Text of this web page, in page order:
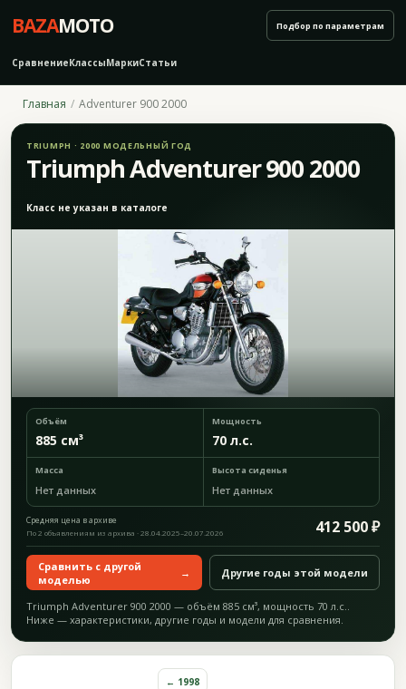
BAZAMOTO
СравнениеКлассыМаркиСтатьи
Подбор по параметрам
Главная Adventurer 900 2000
TRIUMPH · 2000 МОДЕЛЬНЫЙ ГОД
Triumph Adventurer 900 2000
Класс не указан в каталоге
Объём
885 см³
Мощность
70 л.с.
Масса
Нет данных
Высота сиденья
Нет данных
Средняя цена в архиве 412 500 ₽
По 2 объявлениям из архива · 28.04.2025–20.07.2026
Сравнить с другой
моделью
→ Другие годы этой модели
Triumph Adventurer 900 2000 — объём 885 см³, мощность 70 л.с..
Ниже — характеристики, другие годы и модели для сравнения.
← 1998